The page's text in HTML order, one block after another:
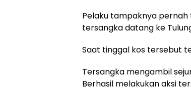
Pelaku tampaknya pernah
tersangka datang ke
Saat tinggal kos tersebut
Tersangka mengambil
Berhasil melakukan aksi